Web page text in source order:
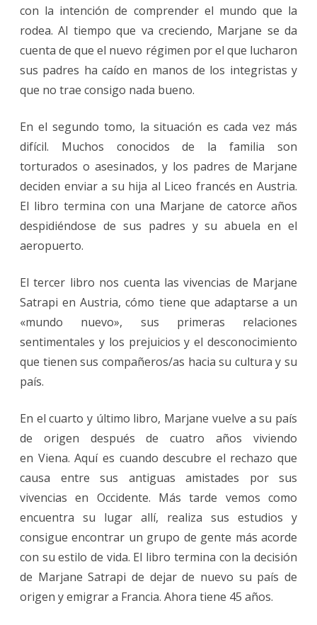
con la intención de comprender el mundo que la
rodea. Al tiempo que va creciendo, Marjane se da
cuenta de que el nuevo régimen por el que lucharon
sus padres ha caído en manos de los integristas y
que no trae consigo nada bueno.
En el segundo tomo, la situación es cada vez más
difícil. Muchos conocidos de la familia son
torturados o asesinados, y los padres de Marjane
deciden enviar a su hija al Liceo francés en Austria.
El libro termina con una Marjane de catorce años
despidiéndose de sus padres y su abuela en el
aeropuerto.
El tercer libro nos cuenta las vivencias de Marjane
Satrapi en Austria, cómo tiene que adaptarse a un
«mundo nuevo», sus primeras relaciones
sentimentales y los prejuicios y el desconocimiento
que tienen sus compañeros/as hacia su cultura y su
país.
En el cuarto y último libro, Marjane vuelve a su país
de origen después de cuatro años viviendo
en Viena. Aquí es cuando descubre el rechazo que
causa entre sus antiguas amistades por sus
vivencias en Occidente. Más tarde vemos como
encuentra su lugar allí, realiza sus estudios y
consigue encontrar un grupo de gente más acorde
con su estilo de vida. El libro termina con la decisión
de Marjane Satrapi de dejar de nuevo su país de
origen y emigrar a Francia. Ahora tiene 45 años.